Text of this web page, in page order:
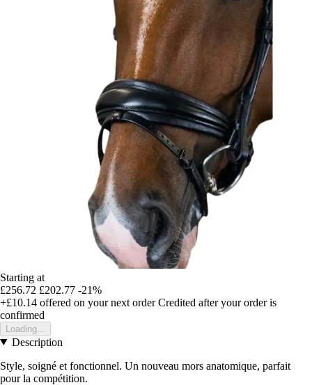
Starting at
£256.72 £202.77 -21%
+£10.14 offered on your next order Credited after your order is
confirmed
Loading...
Description
Style, soigné et fonctionnel. Un nouveau mors anatomique, parfait
pour la compétition.